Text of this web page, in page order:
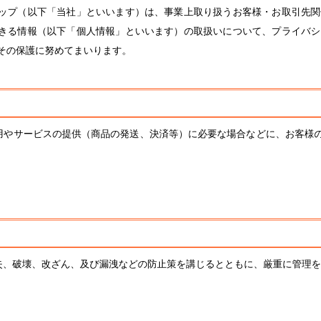
プ（以下「当社」といいます）は、事業上取り扱うお客様・お取引先
る情報（以下「個人情報」といいます）の取扱いについて、プライバシ
の保護に努めてまいります。
サービスの提供（商品の発送、決済等）に必要な場合などに、お客様
破壊、改ざん、及び漏洩などの防止策を講じるとともに、厳重に管理を